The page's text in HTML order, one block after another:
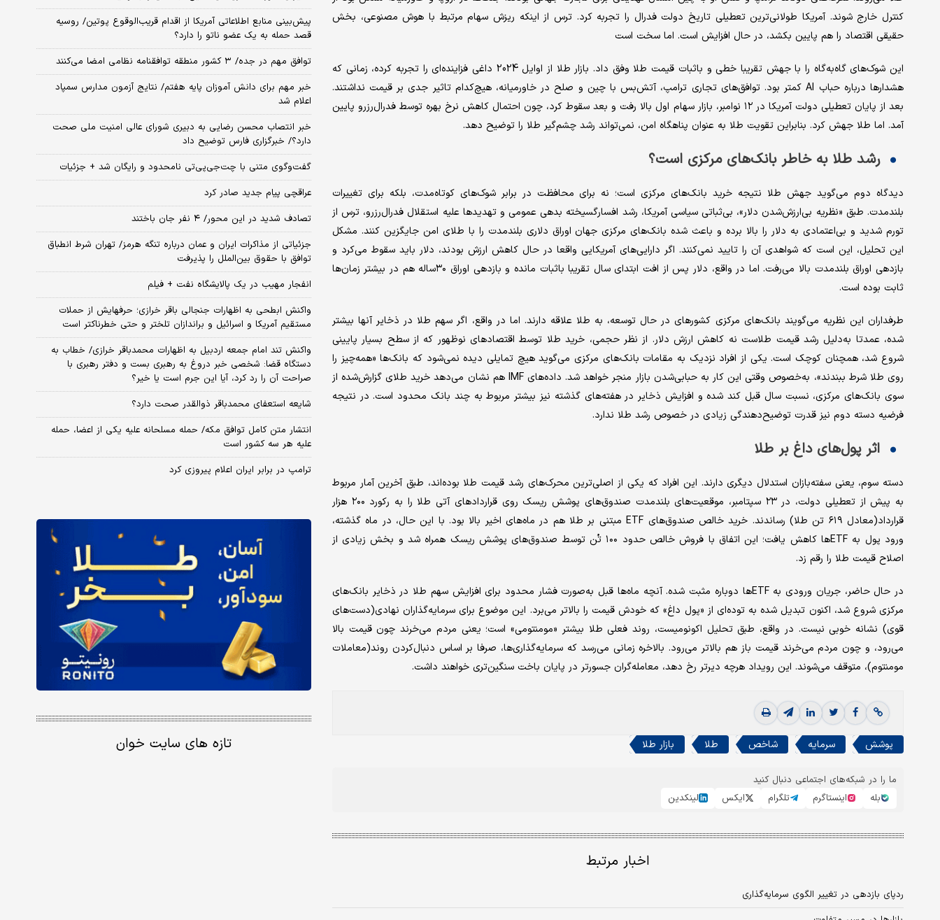
کنترل خارج شوند. آمریکا طولانی‌ترین تعطیلی تاریخ دولت فدرال را تجربه کرد. ترس از اینکه ریزش سهام مرتبط با هوش مصنوعی، بخش
حقیقی اقتصاد را هم پایین بکشد، در حال افزایش است. اما سخت است
این شوک‌های گاه‌به‌گاه را با جهش تقریبا خطی و باثبات قیمت طلا وفق داد. بازار طلا از اوایل 2024 داغی فزاینده‌ای را تجربه کرده، زمانی که
هشدارها درباره حباب AI کمتر بود. توافق‌های تجاری ترامپ، آتش‌بس با چین و صلح در خاورمیانه، هیچ‌کدام تاثیر جدی بر قیمت نداشتند.
بعد از پایان تعطیلی دولت آمریکا در ۱۲ نوامبر، بازار سهام اول بالا رفت و بعد سقوط کرد، چون احتمال کاهش نرخ بهره توسط فدرال‌رزرو پایین
آمد. اما طلا جهش کرد. بنابراین تقویت طلا به عنوان پناهگاه امن، نمی‌تواند رشد چشم‌گیر طلا را توضیح دهد.
رشد طلا به خاطر بانک‌های مرکزی است؟
دیدگاه دوم می‌گوید جهش طلا نتیجه خرید بانک‌های مرکزی است؛ نه برای محافظت در برابر شوک‌های کوتاه‌مدت، بلکه برای تغییرات
بلندمدت. طبق «نظریه بی‌ارزش‌شدن دلار»، بی‌ثباتی سیاسی آمریکا، رشد افسارگسیخته بدهی عمومی و تهدیدها علیه استقلال فدرال‌رزرو، ترس از
تورم شدید و بی‌اعتمادی به دلار را بالا برده و باعث شده بانک‌های مرکزی جهان اوراق دلاری بلندمدت را با طلای امن جایگزین کنند. مشکل
این تحلیل، این است که شواهدی آن را تایید نمی‌کنند. اگر دارایی‌های آمریکایی واقعا در حال کاهش ارزش بودند، دلار باید سقوط می‌کرد و
بازدهی اوراق بلندمدت بالا می‌رفت. اما در واقع، دلار پس از افت ابتدای سال تقریبا باثبات مانده و بازدهی اوراق ۳۰ساله هم در بیشتر زمان‌ها
ثابت بوده است.
طرفداران این نظریه می‌گویند بانک‌های مرکزی کشورهای در حال توسعه، به طلا علاقه دارند. اما در واقع، اگر سهم طلا در ذخایر آنها بیشتر
شده، عمدتا به‌دلیل رشد قیمت طلاست نه کاهش ارزش دلار. از نظر حجمی، خرید طلا توسط اقتصادهای نوظهور که از سطح بسیار پایینی
شروع شد، همچنان کوچک است. یکی از افراد نزدیک به مقامات بانک‌های مرکزی می‌گوید هیچ تمایلی دیده نمی‌شود که بانک‌ها «همه‌چیز را
روی طلا شرط ببندند»، به‌خصوص وقتی این کار به حبابی‌شدن بازار منجر خواهد شد. داده‌های IMF هم نشان می‌دهد خرید طلای گزارش‌شده از
سوی بانک‌های مرکزی، نسبت سال قبل کند شده و افزایش ذخایر در هفته‌های گذشته نیز بیشتر مربوط به چند بانک محدود است. در نتیجه
فرضیه دسته دوم نیز قدرت توضیح‌دهندگی زیادی در خصوص رشد طلا ندارد.
اثر پول‌های داغ بر طلا
دسته سوم، یعنی سفته‌بازان استدلال دیگری دارند. این افراد که یکی از اصلی‌ترین محرک‌های رشد قیمت طلا بوده‌اند، طبق آخرین آمار مربوط
به پیش از تعطیلی دولت، در ۲۳ سپتامبر، موقعیت‌های بلند‌مدت صندوق‌های پوشش ریسک روی قراردادهای آتی طلا را به رکورد ۲۰۰ هزار
قرارداد(معادل ۶۱۹ تن طلا) رساندند. خرید خالص صندوق‌های ETF مبتنی بر طلا هم در ماه‌های اخیر بالا بود. با این حال، در ماه گذشته،
ورود پول به ETFها کاهش یافت؛ این اتفاق با فروش خالص حدود ۱۰۰ تُن توسط صندوق‌های پوشش ریسک همراه شد و بخش زیادی از
اصلاح قیمت طلا را رقم زد.
در حال حاضر، جریان ورودی به ETFها دوباره مثبت شده. آنچه ماه‌ها قبل به‌صورت فشار محدود برای افزایش سهم طلا در ذخایر بانک‌های
مرکزی شروع شد، اکنون تبدیل شده به توده‌ای از «پول داغ» که خودش قیمت را بالاتر می‌برد. این موضوع برای سرمایه‌گذاران نهادی(دست‌های
قوی) نشانه خوبی نیست. در واقع، طبق تحلیل اکونومیست، روند فعلی طلا بیشتر «مومنتومی» است؛ یعنی مردم می‌خرند چون قیمت بالا
می‌رود، و چون مردم می‌خرند قیمت باز هم بالاتر می‌رود. بالاخره زمانی می‌رسد که سرمایه‌گذاری‌ها، صرفا بر اساس دنبال‌کردن روند(معاملات
مومنتوم)، متوقف می‌شوند. این رویداد هرچه دیرتر رخ دهد، معامله‌گران جسورتر در پایان باخت سنگین‌تری خواهند داشت.
پوشش سرمایه شاخص طلا بازار طلا
ما را در شبکه‌های اجتماعی دنبال کنید
بله
اینستاگرم تلگرام ایکس لینکدین
اخبار مرتبط
ردپای بازدهی در تغییر الگوی سرمایه‌گذاری
پیش‌بینی منابع اطلاعاتی آمریکا از اقدام قریب‌الوقوع پوتین/ روسیه
قصد حمله به یک عضو ناتو را دارد؟
توافق مهم در جده/ ۳ کشور منطقه توافقنامه نظامی امضا می‌کنند
خبر مهم برای دانش آموزان پایه هفتم/ نتایج آزمون مدارس سمپاد
اعلام شد
خبر انتصاب محسن رضایی به دبیری شورای عالی امنیت ملی صحت
دارد؟/ خبرگزاری فارس توضیح داد
گفت‌وگوی متنی با چت‌جی‌پی‌تی نامحدود و رایگان شد + جزئیات
عراقچی پیام جدید صادر کرد
تصادف شدید در این محور/ ۴ نفر جان باختند
جزئیاتی از مذاکرات ایران و عمان درباره تنگه هرمز/ تهران شرط انطباق
توافق با حقوق بین‌الملل را پذیرفت
انفجار مهیب در یک پالایشگاه نفت + فیلم
واکنش ابطحی به اظهارات جنجالی باقر خرازی؛ حرفهایش از حملات
مستقیم آمریکا و اسرائیل و براندازان تلختر و حتی خطرناکتر است
واکنش تند امام جمعه اردبیل به اظهارات محمدباقر خرازی/ خطاب به
دستگاه قضا: شخصی خبر دروغ به رهبری بست و دفتر رهبری با
صراحت آن را رد کرد، آیا این جرم است یا خیر؟
شایعه استعفای محمدباقر ذوالقدر صحت دارد؟
انتشار متن کامل توافق مکه/ حمله مسلحانه علیه یکی از اعضا، حمله
علیه هر سه کشور است
ترامپ در برابر ایران اعلام پیروزی کرد
تازه های سایت خوان